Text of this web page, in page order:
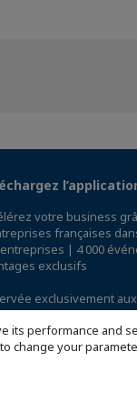
performance and
change your
votre business
françaises
entreprises | 4 000
exclusifs
exclusivement
découvrez